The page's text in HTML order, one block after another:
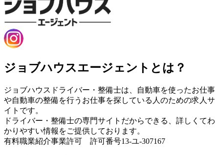
ジョブハウスエージェントとは？
ジョブハウスドライバー・整備士は、自動車を使ったお仕事
や自動車の整備を行うお仕事を探している人のための求人サ
イトです。
ドライバー・整備士の専門サイトだからできる、詳しくてわ
かりやすい情報をご提供しております。
有料職業紹介事業許可 許可番号13-ユ-307167